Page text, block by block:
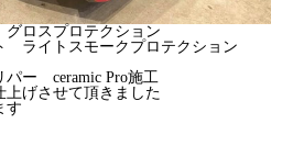
ロスプロテクション
ライトスモークプロテクション
パー ceramic Pro施工
上げさせて頂きました
す